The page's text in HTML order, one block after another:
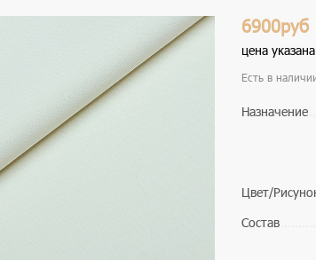
6900руб
цена
Есть в
Назначение
Цвет/
Состав